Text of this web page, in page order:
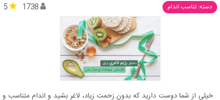
دسته: تناسب اندام 5 1738
خیلی از شما دوست دارید که بدون زحمت زیاد، لاغر بشید و اندام متناسب و